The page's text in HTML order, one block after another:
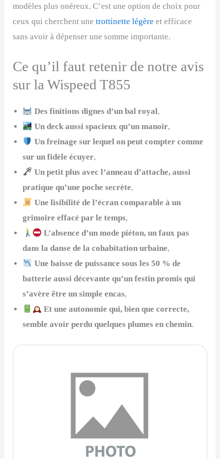
modèles plus onéreux. C’est une option de choix pour
ceux qui cherchent unetrottinette légère et efficace
sans avoir à dépenser une somme importante.
Ce qu’il faut retenir de notre avis
sur la Wispeed T855
Des finitions dignes d’un bal royal,
Un deck aussi spacieux qu’un manoir,
Un freinage sur lequel on peut compter comme
sur un fidèle écuyer,
Un petit plus avec l’anneau d’attache, aussi
pratique qu’une poche secrète,
Une lisibilité de l’écran comparable à un
grimoire effacé par le temps,
L’absence d’un mode piéton, un faux pas
dans la danse de la cohabitation urbaine,
Une baisse de puissance sous les 50 % de
batterie aussi décevante qu’un festin promis qui
s’avère être un simple encas,
Et une autonomie qui, bien que correcte,
semble avoir perdu quelques plumes en chemin.